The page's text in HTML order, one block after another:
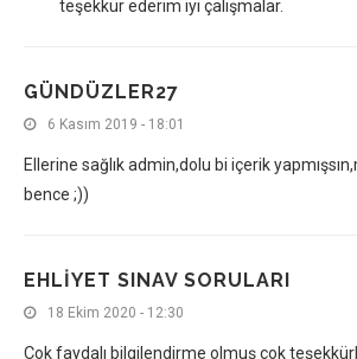
teşekkür ederim iyi çalışmalar.
GÜNDÜZLER27
6 Kasım 2019 - 18:01
Ellerine sağlık admin,dolu bi içerik
bence ;))
EHLIYET SINAV SORULARI
18 Ekim 2020 - 12:30
Çok faydalı bilgilendirme olmuş çok